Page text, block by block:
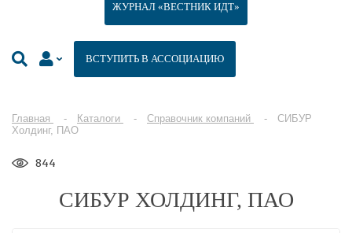
ВСТУПИТЬ В АССОЦИАЦИЮ
ЖУРНАЛ «ВЕСТНИК ИДТ»
Главная Каталоги Справочник компаний
СИБУР
Холдинг, ПАО
844
СИБУР ХОЛДИНГ, ПАО